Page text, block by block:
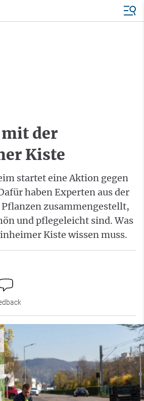
der
Kiste
startet eine Aktion gegen
haben Experten aus der
zusammengestellt,
und pflegeleicht sind. Was
Kiste wissen muss.